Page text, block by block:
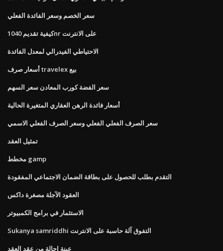
سعر الخصم وسعر الفائدة الفعلي
كيفية تقديم 1040nr على الانترنت
الاحتياطي الفيدرالي لمعدل الفائدة
أسعار صرف travelex بيع
سعر الفضة كورب المعادن سعر السهم
أسعار فائدة الرهن العقاري المتغيرة الحالية
سعر الصرف الفعلي الفعلي وسعر الصرف الفعلي الاسمي
تمثيل العقد
مخطط gamp
التقدم بطلب للحصول على بطاقة الضمان الاجتماعي المفقودة
العقود الآجلة مصغرة داكس
الاستثمار في برامج الكمبيوتر
Sukanya samriddhi التفوق آلة حاسبة على الانترنت
عينة احالة من عقد العقد